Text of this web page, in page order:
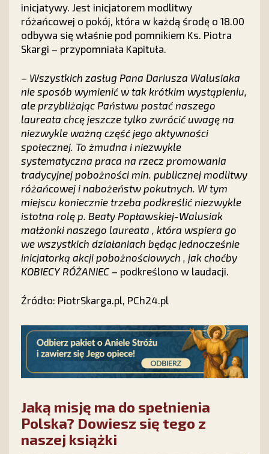
inicjatywy. Jest inicjatorem modlitwy
różańcowej o pokój, która w każdą środę o 18.00
odbywa się właśnie pod pomnikiem Ks. Piotra
Skargi – przypomniała Kapituła.
– Wszystkich zasług Pana Dariusza Walusiaka
nie sposób wymienić w tak krótkim wystąpieniu,
ale przybliżając Państwu postać naszego
laureata chcę jeszcze tylko zwrócić uwagę na
niezwykle ważną część jego aktywności
społecznej. To żmudna i niezwykle
systematyczna praca na rzecz promowania
tradycyjnej pobożności min. publicznej modlitwy
różańcowej i nabożeństw pokutnych. W tym
miejscu koniecznie trzeba podkreślić niezwykle
istotna rolę p. Beaty Popławskiej-Walusiak
małżonki naszego laureata , która wspiera go
we wszystkich działaniach będąc jednocześnie
inicjatorką akcji pobożnościowych , jak choćby
KOBIECY RÓŻANIEC – podkreślono w laudacji.
Źródło: PiotrSkarga.pl, PCh24.pl
Jaką misję ma do spełnienia
Polska? Dowiesz się tego z
naszej książki